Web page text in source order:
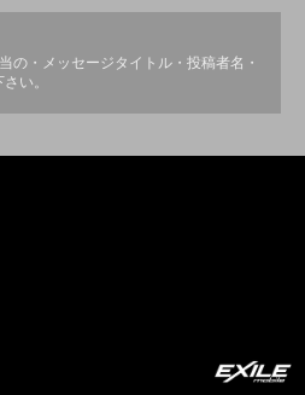
の・メッセージタイトル・投稿者名・
い。